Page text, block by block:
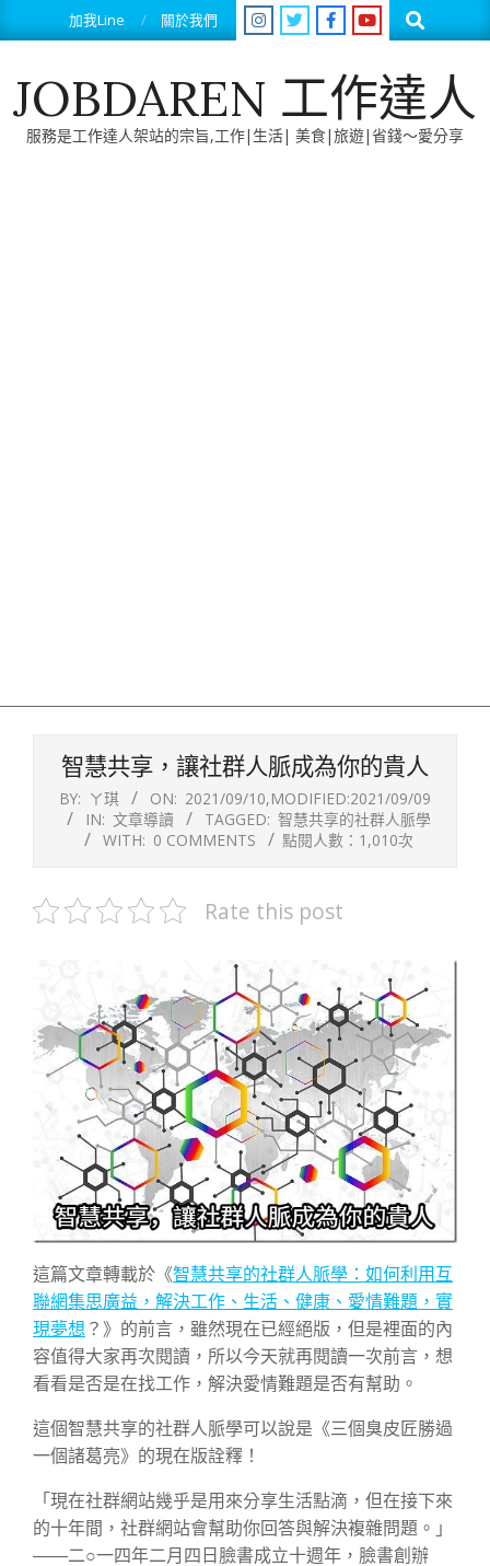
to
加我Line 關於我們 Search
JOBDAREN 工作達人
服務是工作達人架站的宗旨,工作|生活| 美食|旅遊|省錢～愛分享
智慧共享，讓社群人脈成為你的貴人
BY: ㄚ琪 ON: 2021/09/10,MODIFIED:2021/09/09
IN: 文章導讀 TAGGED: 智慧共享的社群人脈學
WITH: 0 COMMENTS 點閱人數：1,010次
Rate this post
這篇文章轉載於《智慧共享的社群人脈學：如何利用互
聯網集思廣益，解決工作、生活、健康、愛情難題，實
現夢想 ？》的前言，雖然現在已經絕版，但是裡面的內
容值得大家再次閱讀，所以今天就再閱讀一次前言，想
看看是否是在找工作，解決愛情難題是否有幫助。
這個智慧共享的社群人脈學可以說是《三個臭皮匠勝過
一個諸葛亮》的現在版詮釋！
「現在社群網站幾乎是用來分享生活點滴，但在接下來
的十年間，社群網站會幫助你回答與解決複雜問題。」
——二○一四年二月四日臉書成立十週年，臉書創辦